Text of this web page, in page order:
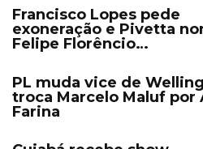
Francisco Lopes pede
exoneração e Pivetta
Felipe Florêncio…
PL muda vice de
troca Marcelo Maluf por
Farina